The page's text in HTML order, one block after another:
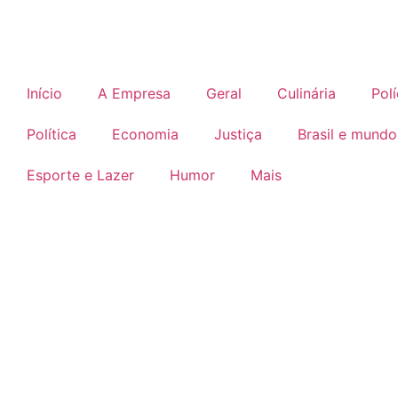
Início A Empresa Geral Culinária
Política Economia Justiça Brasil e mundo
Esporte e Lazer Humor Mais